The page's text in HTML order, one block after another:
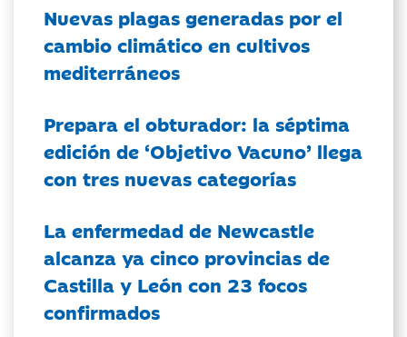
Nuevas plagas generadas por el
cambio climático en cultivos
mediterráneos
Prepara el obturador: la séptima
edición de ‘Objetivo Vacuno’ llega
con tres nuevas categorías
La enfermedad de Newcastle
alcanza ya cinco provincias de
Castilla y León con 23 focos
confirmados